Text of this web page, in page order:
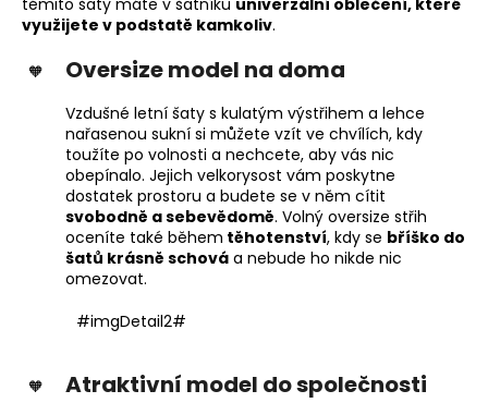
využijete v podstatě kamkoliv.
Oversize model na doma
Vzdušné letní šaty s kulatým výstřihem a lehce
nařasenou sukní si můžete vzít ve chvílích, kdy
toužíte po volnosti a nechcete, aby vás nic
obepínalo. Jejich velkorysost vám poskytne
dostatek prostoru a budete se v něm cítit
svobodně a sebevědomě. Volný oversize střih
oceníte také během těhotenství, kdy se bříško do
šatů krásně schová a nebude ho nikde nic
omezovat.
#imgDetail2#
Atraktivní model do společnosti